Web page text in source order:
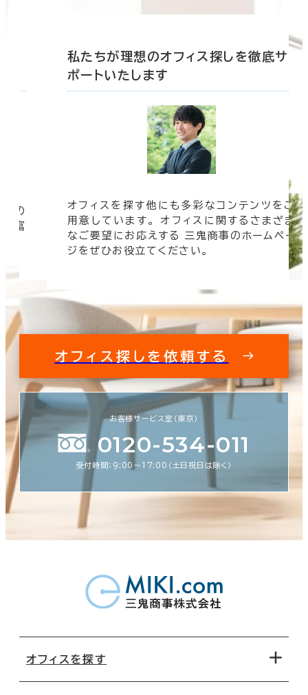
の
豊富
私たちが理想のオフィス探しを徹底サ
ポートいたします
オフィスを探す他にも多彩なコンテンツをご
用意しています。 オフィスに関するさまざま
なご要望にお応えする 三鬼商事のホームペー
ジをぜひお役立てください。
オフィス探しを依頼する
お客様サービス室（東京）
0120-534-011
受付時間：9:00〜17:00（土日祝日は除く）
オフィスを探す